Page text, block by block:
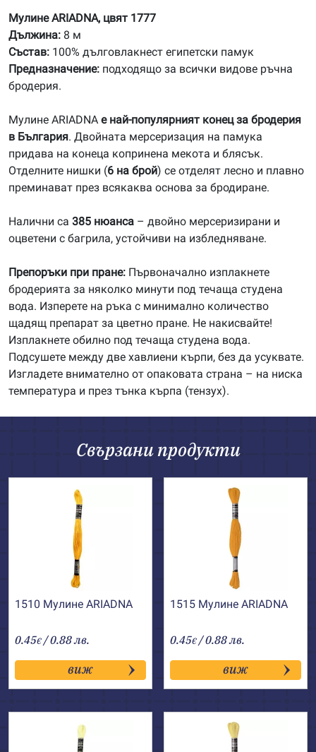
Мулине ARIADNA, цвят 1777
Дължина: 8 м
Състав: 100% дълговлакнест египетски памук
Предназначение: подходящо за всички видове ръчна
бродерия.
Мулине ARIADNA е най-популярният конец за бродерия
в България. Двойната мерсеризация на памука
придава на конеца копринена мекота и блясък.
Отделните нишки (6 на брой) се отделят лесно и плавно
преминават през всякаква основа за бродиране.
Налични са 385 нюанса – двойно мерсеризирани и
оцветени с багрила, устойчиви на избледняване.
Препоръки при пране: Първоначално изплакнете
бродерията за няколко минути под течаща студена
вода. Изперете на ръка с минимално количество
щадящ препарат за цветно пране. Не накисвайте!
Изплакнете обилно под течаща студена вода.
Подсушете между две хавлиени кърпи, без да усуквате.
Изгладете внимателно от опаковата страна – на ниска
температура и през тънка кърпа (тензух).
Свързани продукти
1510 Мулине АRIADNA
0.45€ / 0.88 лв.
виж
1515 Мулине АRIADNA
0.45€ / 0.88 лв.
виж